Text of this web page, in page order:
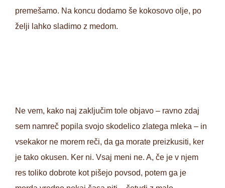
premešamo. Na koncu dodamo še kokosovo olje, po
želji lahko sladimo z medom.
Ne vem, kako naj zaključim tole objavo – ravno zdaj
sem namreč popila svojo skodelico zlatega mleka – in
vsekakor ne morem reči, da ga morate preizkusiti, ker
je tako okusen. Ker ni. Vsaj meni ne. A, če je v njem
res toliko dobrote kot pišejo povsod, potem ga je